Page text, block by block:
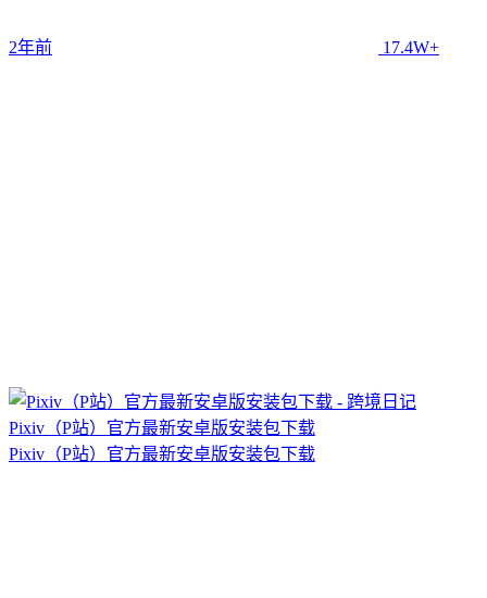
2年前 17.4W+
Pixiv（P站）官方最新安卓版安装包下载
Pixiv（P站）官方最新安卓版安装包下载